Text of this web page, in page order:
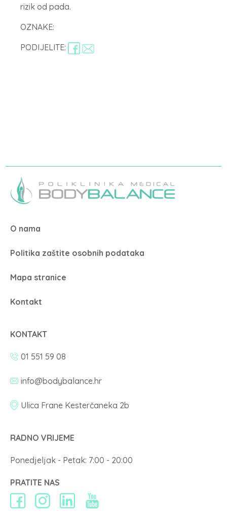
rizik od pada.
OZNAKE:
PODIJELITE:
O nama
Politika zaštite osobnih podataka
Mapa stranice
Kontakt
KONTAKT
01 551 59 08
info@bodybalance.hr
Ulica Frane Kesterčaneka 2b
RADNO VRIJEME
Ponedjeljak - Petak: 7:00 - 20:00
PRATITE NAS